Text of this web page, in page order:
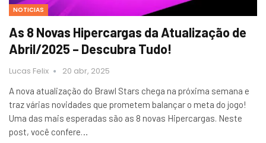
NOTICIAS
As 8 Novas Hipercargas da Atualização de
Abril/2025 – Descubra Tudo!
Lucas Felix 20 abr, 2025
A nova atualização do Brawl Stars chega na próxima semana e
traz várias novidades que prometem balançar o meta do jogo!
Uma das mais esperadas são as 8 novas Hipercargas. Neste
post, você confere…